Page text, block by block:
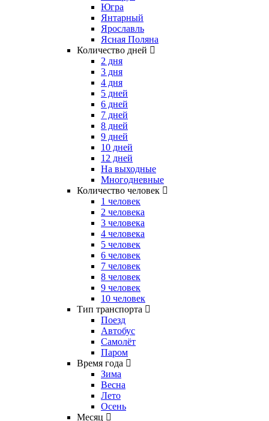
Югра
Янтарный
Ярославль
Ясная Поляна
Количество дней
2 дня
3 дня
4 дня
5 дней
6 дней
7 дней
8 дней
9 дней
10 дней
12 дней
На выходные
Многодневные
Количество человек
1 человек
2 человека
3 человека
4 человека
5 человек
6 человек
7 человек
8 человек
9 человек
10 человек
Тип транспорта
Поезд
Автобус
Самолёт
Паром
Время года
Зима
Весна
Лето
Осень
Месяц